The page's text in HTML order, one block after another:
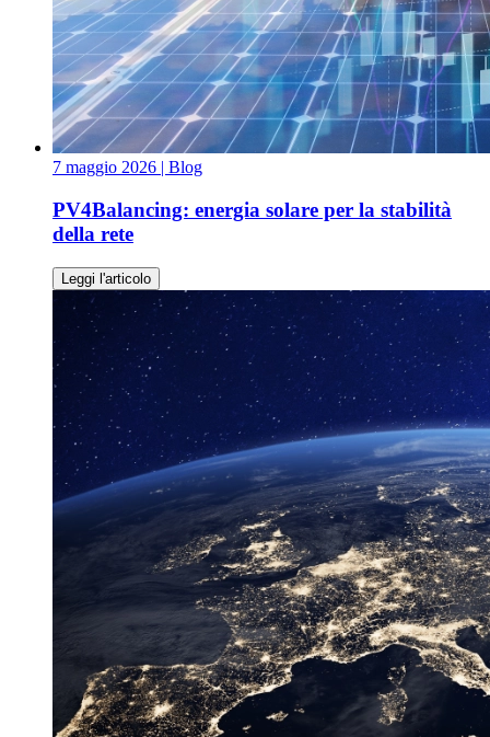
7 maggio 2026 | Blog
PV4Balancing: energia solare per la stabilità
della rete
Leggi l'articolo